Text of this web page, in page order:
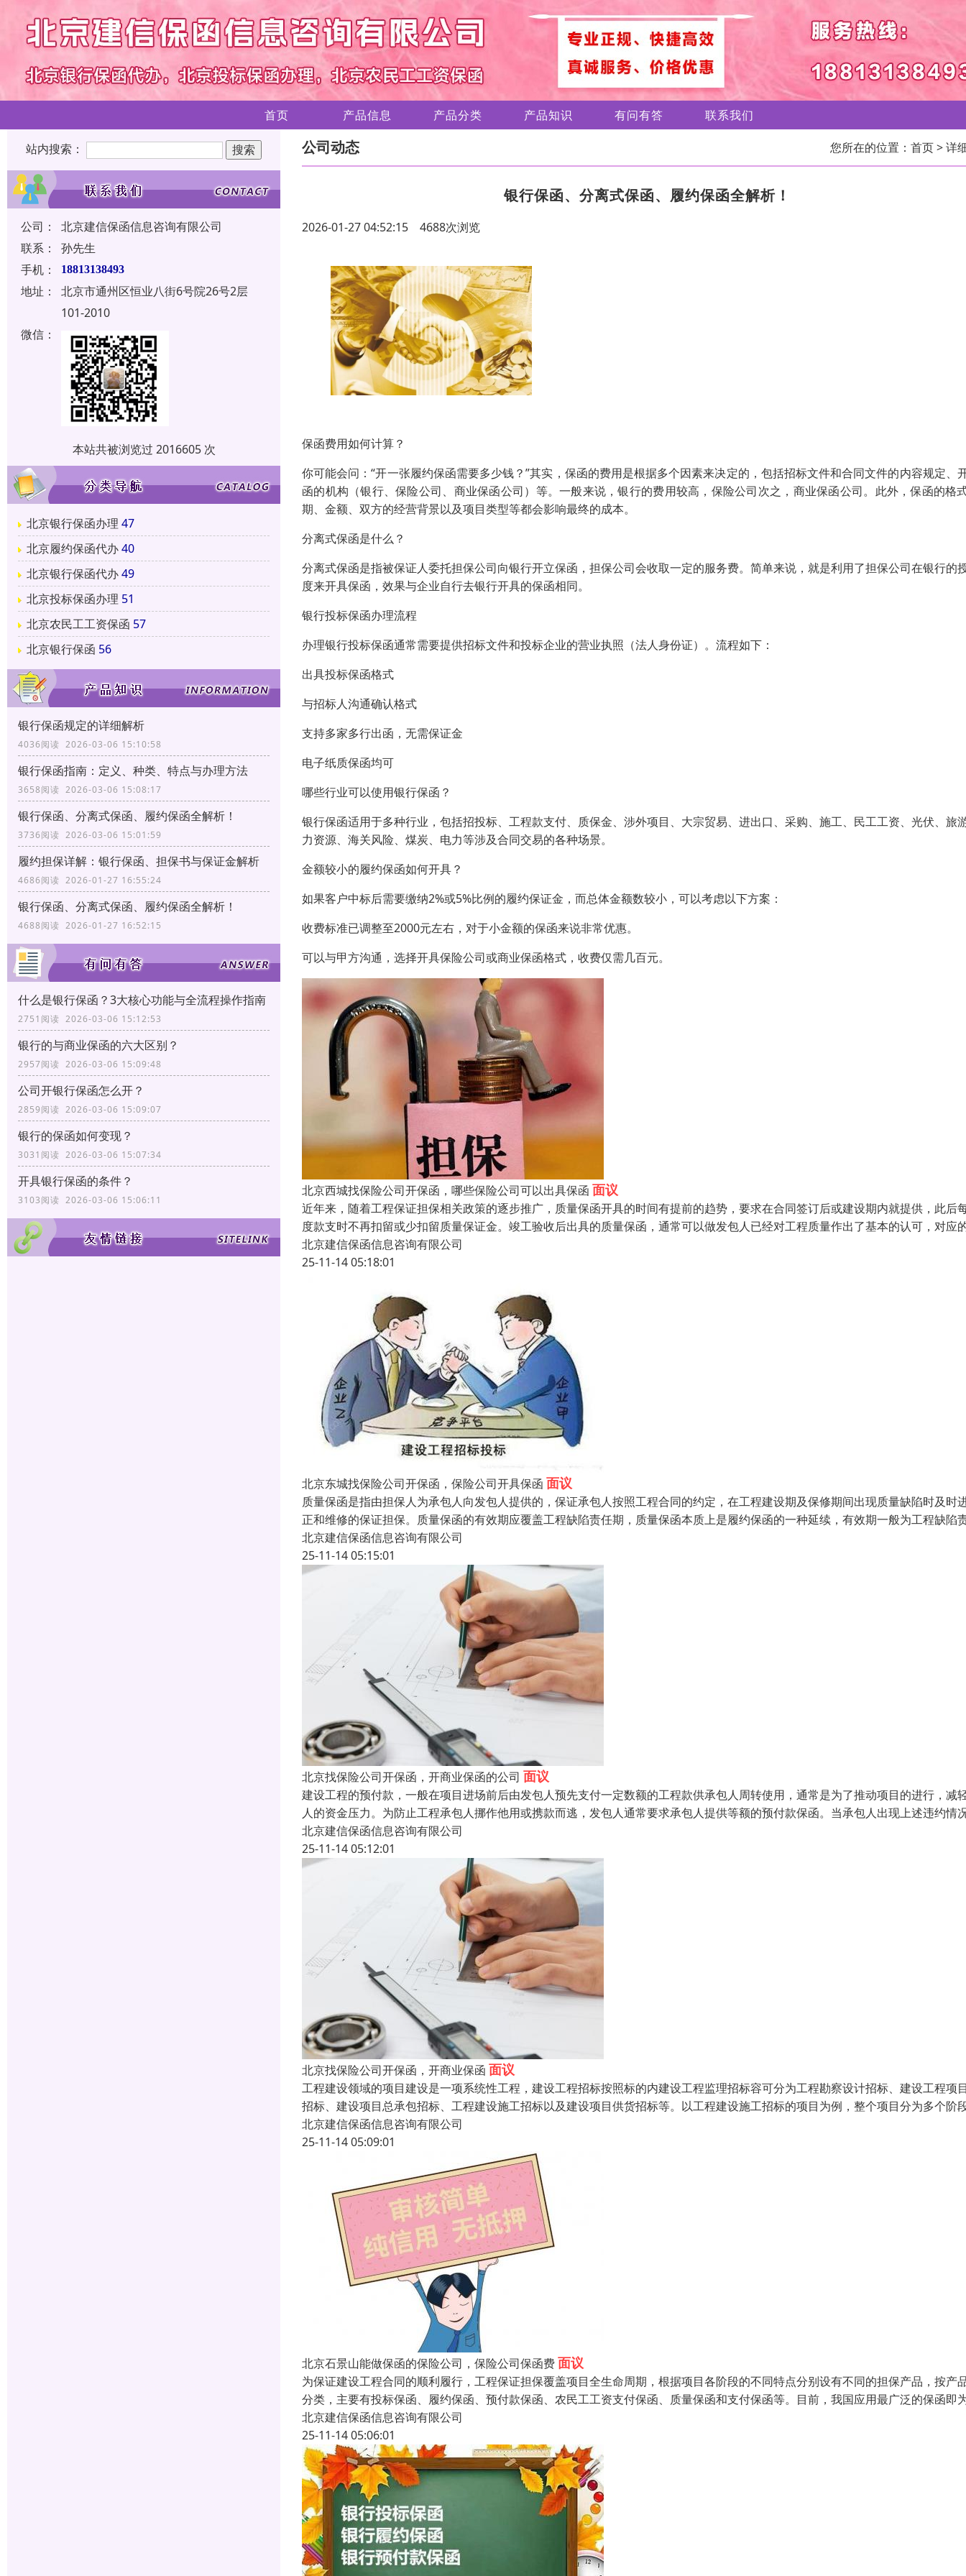
首页 产品信息 产品分类 产品知识 有问有答 联系我们
站内搜索：
公司：
北京建信保函信息咨询有限公司
联系：
孙先生
手机：
18813138493
地址：
北京市通州区恒业八街6号院26号2层
101-2010
微信：
本站共被浏览过 2016605 次
北京银行保函办理 47
北京履约保函代办40
北京银行保函代办49
北京投标保函办理 51
北京农民工工资保函 57
北京银行保函 56
银行保函规定的详细解析
4036阅读 2026-03-06 15:10:58
银行保函指南：定义、种类、特点与办理方法
3658阅读 2026-03-06 15:08:17
银行保函、分离式保函、履约保函全解析！
3736阅读 2026-03-06 15:01:59
履约担保详解：银行保函、担保书与保证金解析
4686阅读 2026-01-27 16:55:24
银行保函、分离式保函、履约保函全解析！
4688阅读 2026-01-27 16:52:15
什么是银行保函？3大核心功能与全流程操作指南
2751阅读 2026-03-06 15:12:53
银行的与商业保函的六大区别？
2957阅读 2026-03-06 15:09:48
公司开银行保函怎么开？
2859阅读 2026-03-06 15:09:07
银行的保函如何变现？
3031阅读 2026-03-06 15:07:34
开具银行保函的条件？
3103阅读 2026-03-06 15:06:11
公司动态 您所在的位置： 首页> 详
银行保函、分离式保函、履约保函全解析！
2026-01-27 04:52:15 4688次浏览
保函费用如何计算？
你可能会问：“开一张履约保函需要多少钱？”其实，保函的费用是根据多个因素来决定的，包括招标文件和合同文件的内容规定、
函的机构（银行、保险公司、商业保函公司）等。一般来说，银行的费用较高，保险公司次之，商业保函公司。此外，保函的格
期、金额、双方的经营背景以及项目类型等都会影响最终的成本。
分离式保函是什么？
分离式保函是指被保证人委托担保公司向银行开立保函，担保公司会收取一定的服务费。简单来说，就是利用了担保公司在银行的
度来开具保函，效果与企业自行去银行开具的保函相同。
银行投标保函办理流程
办理银行投标保函通常需要提供招标文件和投标企业的营业执照（法人身份证）。流程如下：
出具投标保函格式
与招标人沟通确认格式
支持多家多行出函，无需保证金
电子纸质保函均可
哪些行业可以使用银行保函？
银行保函适用于多种行业，包括招投标、工程款支付、质保金、涉外项目、大宗贸易、进出口、采购、施工、民工工资、光伏、旅
力资源、海关风险、煤炭、电力等涉及合同交易的各种场景。
金额较小的履约保函如何开具？
如果客户中标后需要缴纳2%或5%比例的履约保证金，而总体金额数较小，可以考虑以下方案：
收费标准已调整至2000元左右，对于小金额的保函来说非常优惠。
可以与甲方沟通，选择开具保险公司或商业保函格式，收费仅需几百元。
北京西城找保险公司开保函，哪些保险公司可以出具保函 面议
近年来，随着工程保证担保相关政策的逐步推广，质量保函开具的时间有提前的趋势，要求在合同签订后或建设期内就提供，此后
度款支时不再扣留或少扣留质量保证金。竣工验收后出具的质量保函，通常可以做发包人已经对工程质量作出了基本的认可，对应
北京建信保函信息咨询有限公司
25-11-14 05:18:01
北京东城找保险公司开保函，保险公司开具保函 面议
质量保函是指由担保人为承包人向发包人提供的，保证承包人按照工程合同的约定，在工程建设期及保修期间出现质量缺陷时及时
正和维修的保证担保。质量保函的有效期应覆盖工程缺陷责任期，质量保函本质上是履约保函的一种延续，有效期一般为工程缺陷
北京建信保函信息咨询有限公司
25-11-14 05:15:01
北京找保险公司开保函，开商业保函的公司 面议
建设工程的预付款，一般在项目进场前后由发包人预先支付一定数额的工程款供承包人周转使用，通常是为了推动项目的进行，减
人的资金压力。为防止工程承包人挪作他用或携款而逃，发包人通常要求承包人提供等额的预付款保函。当承包人出现上述违约情
北京建信保函信息咨询有限公司
25-11-14 05:12:01
北京找保险公司开保函，开商业保函 面议
工程建设领域的项目建设是一项系统性工程，建设工程招标按照标的内建设工程监理招标容可分为工程勘察设计招标、建设工程项
招标、建设项目总承包招标、工程建设施工招标以及建设项目供货招标等。以工程建设施工招标的项目为例，整个项目分为多个阶
北京建信保函信息咨询有限公司
25-11-14 05:09:01
北京石景山能做保函的保险公司，保险公司保函费面议
为保证建设工程合同的顺利履行，工程保证担保覆盖项目全生命周期，根据项目各阶段的不同特点分别设有不同的担保产品，按产
分类，主要有投标保函、履约保函、预付款保函、农民工工资支付保函、质量保函和支付保函等。目前，我国应用最广泛的保函即
北京建信保函信息咨询有限公司
25-11-14 05:06:01